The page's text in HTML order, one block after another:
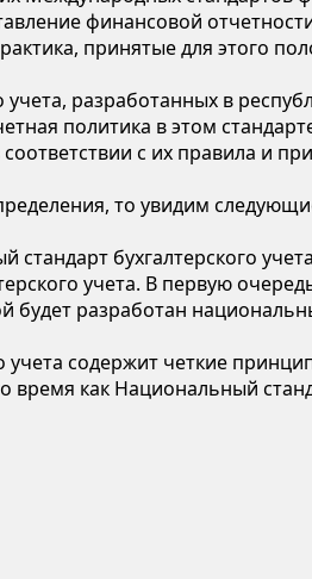
финансовой
принятые для этого
разработанных в
политика в этом
с их правила и
то увидим
бухгалтерского
учета. В первую
разработан
содержит четкие
время как Национальный